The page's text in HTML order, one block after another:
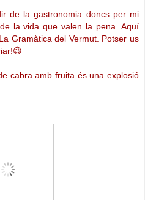
de la gastronomia doncs per mi
la vida que valen la pena. Aquí
Gramàtica del Vermut. Potser us
!😉
cabra amb fruita és una explosió